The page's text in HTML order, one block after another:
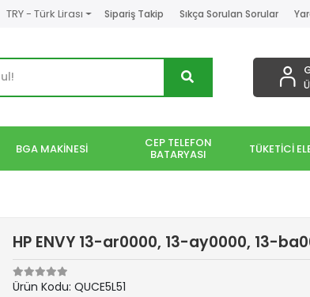
TRY - Türk Lirası Sipariş Takip Sıkça Sorulan Sorular
BGA MAKİNESİ CEP TELEFON
BATARYASI TÜKETİCİ
HP ENVY 13-ar0000, 13-ay0000, 13-
Ürün Kodu: QUCE5L51